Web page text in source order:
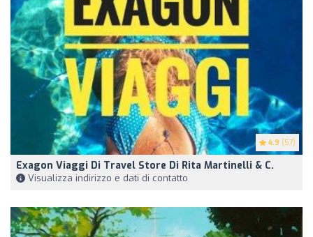
4.9 (57)
Exagon Viaggi Di Travel Store Di Rita Martinelli & C.
Visualizza indirizzo e dati di contatto